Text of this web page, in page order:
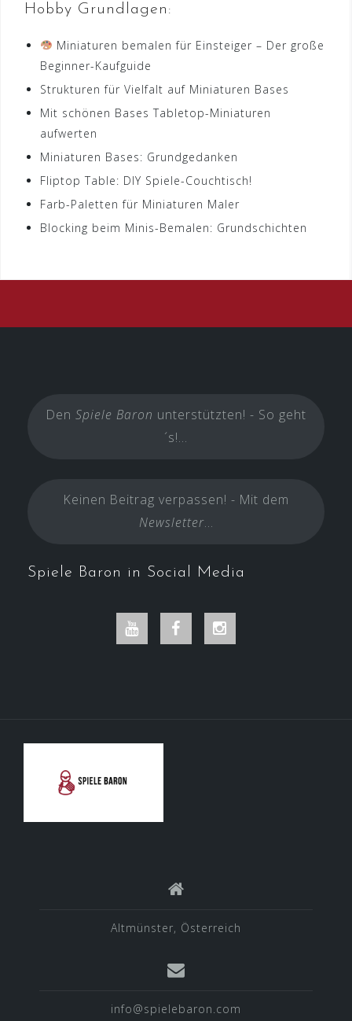
Hobby Grundlagen:
Miniaturen bemalen für Einsteiger – Der große
Beginner-Kaufguide
Strukturen für Vielfalt auf Miniaturen Bases
Mit schönen Bases Tabletop-Miniaturen
aufwerten
Miniaturen Bases: Grundgedanken
Fliptop Table: DIY Spiele-Couchtisch!
Farb-Paletten für Miniaturen Maler
Blocking beim Minis-Bemalen: Grundschichten
Den Spiele Baron unterstützten! - So geht
´s!...
Keinen Beitrag verpassen! - Mit dem
Newsletter...
Spiele Baron in Social Media
Youtube Facebook
Altmünster, Österreich
info@spielebaron.com